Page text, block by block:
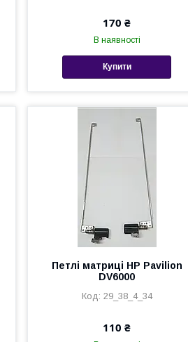
170 ₴
В наявності
Купити
Петлі матриці HP Pavilion
DV6000
29_38_4_34
110 ₴